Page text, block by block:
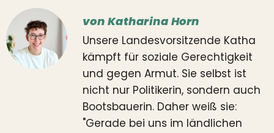
von Katharina Horn
Unsere Landesvorsitzende Katha
kämpft für soziale Gerechtigkeit
und gegen Armut. Sie selbst ist
nicht nur Politikerin, sondern auch
Bootsbauerin. Daher weiß sie:
"Gerade bei uns im ländlichen